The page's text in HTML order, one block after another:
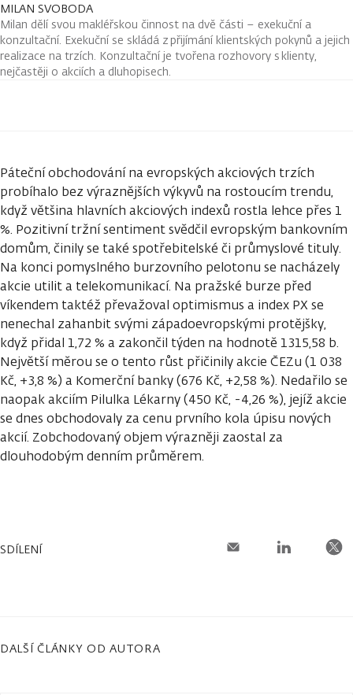
MILAN SVOBODA
Milan dělí svou makléřskou činnost na dvě části – exekuční a
konzultační. Exekuční se skládá z přijímání klientských pokynů a jejich
realizace na trzích. Konzultační je tvořena rozhovory s klienty,
nejčastěji o akciích a dluhopisech.
Páteční obchodování na evropských akciových trzích
probíhalo bez výraznějších výkyvů na rostoucím trendu,
když většina hlavních akciových indexů rostla lehce přes 1
%. Pozitivní tržní sentiment svědčil evropským bankovním
domům, činily se také spotřebitelské či průmyslové tituly.
Na konci pomyslného burzovního pelotonu se nacházely
akcie utilit a telekomunikací. Na pražské burze před
víkendem taktéž převažoval optimismus a index PX se
nenechal zahanbit svými západoevropskými protějšky,
když přidal 1,72 % a zakončil týden na hodnotě 1315,58 b.
Největší měrou se o tento růst přičinily akcie ČEZu (1 038
Kč, +3,8 %) a Komerční banky (676 Kč, +2,58 %). Nedařilo se
naopak akciím Pilulka Lékarny (450 Kč, -4,26 %), jejíž akcie
se dnes obchodovaly za cenu prvního kola úpisu nových
akcií. Zobchodovaný objem výrazněji zaostal za
dlouhodobým denním průměrem.
SDÍLENÍ
DALŠÍ ČLÁNKY OD AUTORA